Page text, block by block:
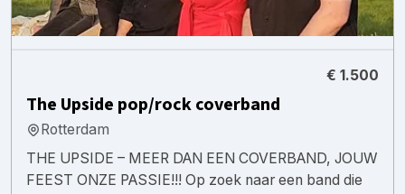
€ 1.500
The Upside pop/rock coverband
Rotterdam
THE UPSIDE – MEER DAN EEN COVERBAND, JOUW
FEEST ONZE PASSIE!!! Op zoek naar een band die